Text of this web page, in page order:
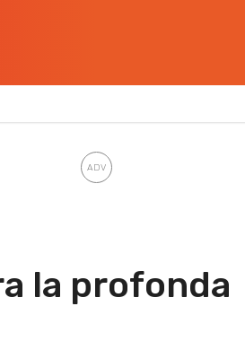
la profonda